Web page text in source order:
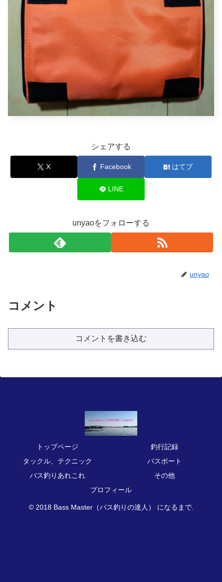
シェアする
X Facebook はてブ
LINE
unyaoをフォローする
unyao
コメント
コメントを書き込む
トップページ
釣行記録
タックル、テクニック
バスボート
バス釣りあれこれ
その他
プロフィール
© 2018 Bass Master（バス釣りの達人） になるまで.